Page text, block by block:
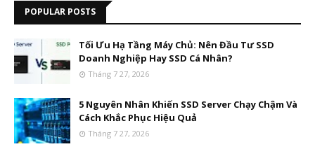
POPULAR POSTS
Tối Ưu Hạ Tầng Máy Chủ: Nên Đầu Tư SSD
Doanh Nghiệp Hay SSD Cá Nhân?
Tháng 7 27, 2026
5 Nguyên Nhân Khiến SSD Server Chạy Chậm Và
Cách Khắc Phục Hiệu Quả
Tháng 7 27, 2026